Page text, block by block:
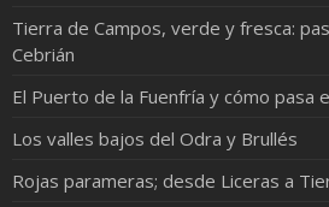
Tierra de Campos, verde y fresca:
Cebrián
El Puerto de la Fuenfría y cómo pasa
Los valles bajos del Odra y Brullés
Rojas parameras; desde Liceras a